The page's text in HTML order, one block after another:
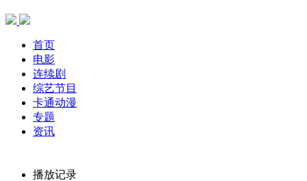
首页
电影
连续剧
综艺节目
卡通动漫
专题
资讯
播放记录